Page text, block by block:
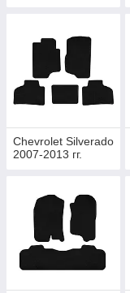
Chevrolet Silverado
2007-2013 гг.